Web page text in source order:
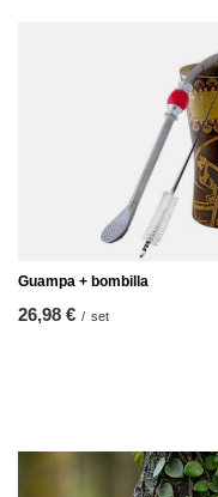
Guampa + bombilla
26,98 € / set